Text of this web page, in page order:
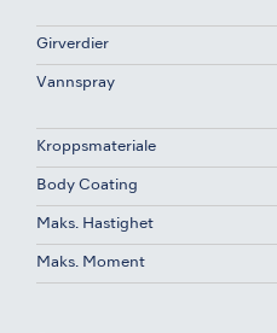
Girverdier
Vannspray
Kroppsmateriale
Body Coating
Maks. Hastighet
Maks. Moment